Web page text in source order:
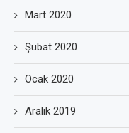
Mart 2020
Şubat 2020
Ocak 2020
Aralık 2019